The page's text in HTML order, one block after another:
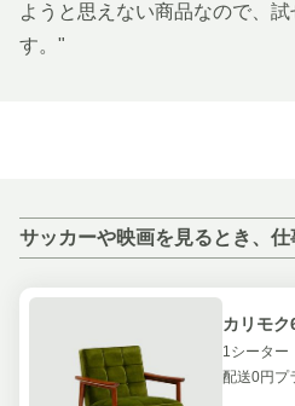
ようと思えない商品なので、
す。"
サッカーや映画を見るとき、
カリモ
配送0円プ